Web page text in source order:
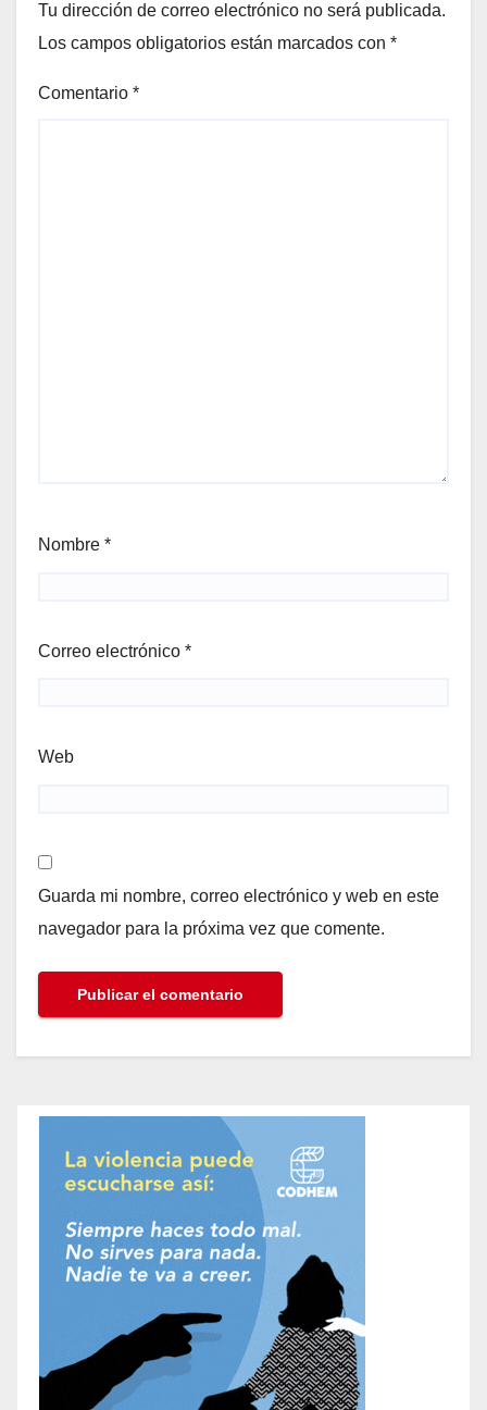
Tu dirección de correo electrónico no será publicada.
Los campos obligatorios están marcados con *
Comentario *
Nombre *
Correo electrónico *
Web
Guarda mi nombre, correo electrónico y web en este
navegador para la próxima vez que comente.